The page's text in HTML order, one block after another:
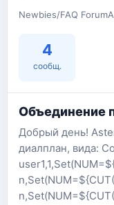
Newbies/FAQ Forum
4
сообщ.
Объединение
Добрый день!
диалплан, вида: